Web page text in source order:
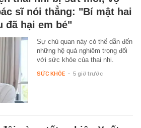
sĩ nói thẳng: "Bí mật hai
đã hại em bé"
Sự chủ quan này có thể dẫn đến
những hệ quả nghiêm trọng đối
với sức khỏe của thai nhi.
SỨC KHỎE - 5 giờ trước